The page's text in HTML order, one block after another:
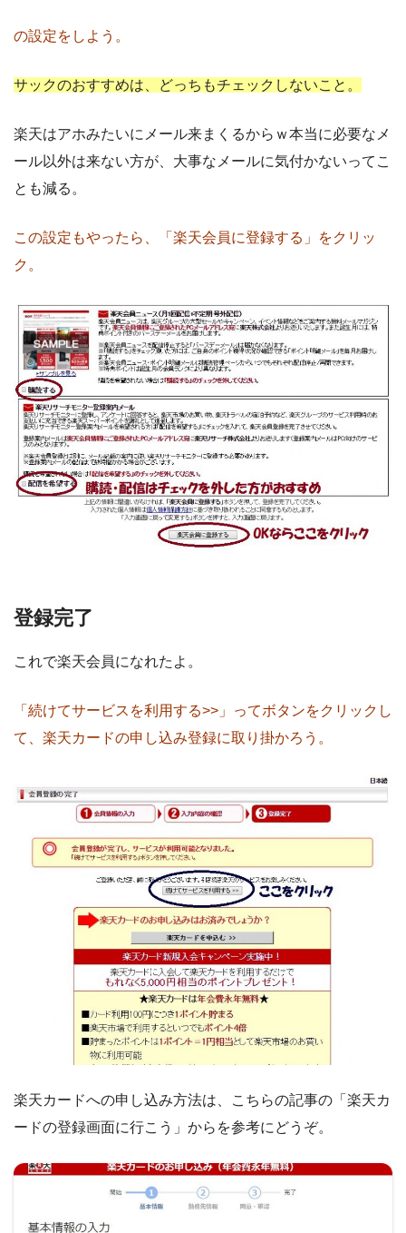
の設定をしよう。
サックのおすすめは、どっちもチェックしないこと。
楽天はアホみたいにメール来まくるからｗ本当に必要なメ
ール以外は来ない方が、大事なメールに気付かないってこ
とも減る。
この設定もやったら、「楽天会員に登録する」をクリッ
ク。
登録完了
これで楽天会員になれたよ。
「続けてサービスを利用する>>」ってボタンをクリックし
て、楽天カードの申し込み登録に取り掛かろう。
楽天カードへの申し込み方法は、こちらの記事の「楽天カ
ードの登録画面に行こう」からを参考にどうぞ。